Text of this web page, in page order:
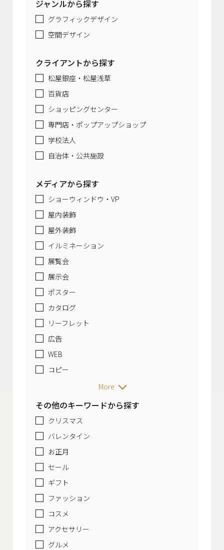
ジャンルから探す
グラフィックデザイン
空間デザイン
クライアントから探す
松屋銀座・松屋浅草
百貨店
ショッピングセンター
専門店・ポップアップショップ
学校法人
自治体・公共施設
メディアから探す
ショーウィンドウ・VP
屋内装飾
屋外装飾
イルミネーション
展覧会
展示会
ポスター
カタログ
リーフレット
広告
WEB
コピー
More
その他のキーワードから探す
クリスマス
バレンタイン
お正月
セール
ギフト
ファッション
コスメ
アクセサリー
グルメ